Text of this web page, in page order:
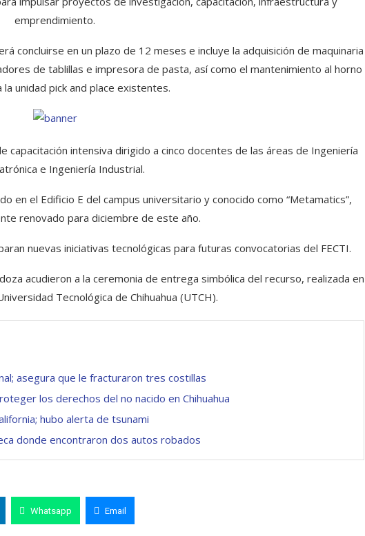
emprendimiento.
concluirse en un plazo de 12 meses e incluye la adquisición de maquinaria
de tablillas e impresora de pasta, así como el mantenimiento al horno
unidad pick and place existentes.
capacitación intensiva dirigido a cinco docentes de las áreas de Ingeniería
e Ingeniería Industrial.
en el Edificio E del campus universitario y conocido como “Metamatics”,
renovado para diciembre de este año.
nuevas iniciativas tecnológicas para futuras convocatorias del FECTI.
acudieron a la ceremonia de entrega simbólica del recurso, realizada en
Tecnológica de Chihuahua (UTCH).
asegura que le fracturaron tres costillas
los derechos del no nacido en Chihuahua
hubo alerta de tsunami
donde encontraron dos autos robados
Whatsapp Email